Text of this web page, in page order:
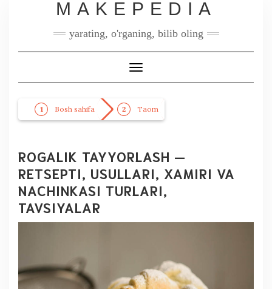
MAKEPEDIA
yarating, o'rganing, bilib oling
Toggle
Navigation
Bosh sahifa Taom
ROGALIK TAYYORLASH —
RETSEPTI, USULLARI, XAMIRI VA
NACHINKASI TURLARI,
TAVSIYALAR